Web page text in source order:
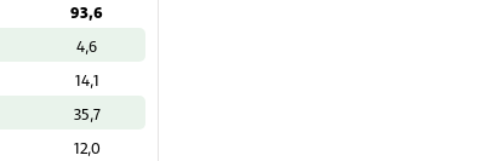
93,6
4,6
14,1
35,7
12,0